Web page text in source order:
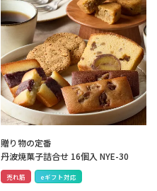
贈り物の定番
丹波焼菓子詰合せ 16個入 NYE-30
売れ筋 eギフト対応